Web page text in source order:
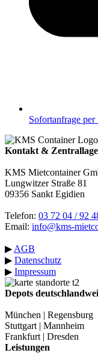
Sofortanfrage
Kontakt &
KMS Mietcontainer
Lungwitzer Straße 81
09356 Sankt Egidien
Telefon: 03 72 04 / 92
Email: info@kms-
▶ AGB
▶ Datenschutz
▶ Impressum
Depots
München | Regensburg
Stuttgart | Mannheim
Frankfurt | Dresden
Leistungen